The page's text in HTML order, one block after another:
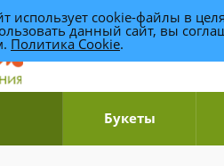
Доставка цветов по Уфе
Букеты
использует cookie-файлы в
данный сайт, вы
Политика Cookie.